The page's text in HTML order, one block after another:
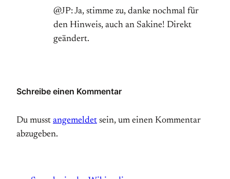
@JP: Ja, stimme zu, danke nochmal für
den Hinweis, auch an Sakine! Direkt
geändert.
Schreibe einen Kommentar
Du musst angemeldet sein, um einen Kommentar
abzugeben.